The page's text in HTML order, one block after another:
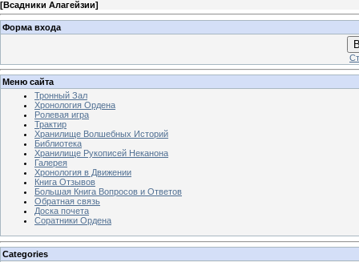
[Всадники Алагейзии]
Форма входа
Меню сайта
Тронный Зал
Хронология Ордена
Ролевая игра
Трактир
Хранилище Волшебных Историй
Библиотека
Хранилище Рукописей Неканона
Галерея
Хронология в Движении
Книга Отзывов
Большая Книга Вопросов и Ответов
Обратная связь
Доска почета
Соратники Ордена
Categories